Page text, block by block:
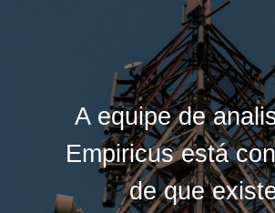
A equipe de
Empiricus está
de que
A equipe de
Empiricus está
de que